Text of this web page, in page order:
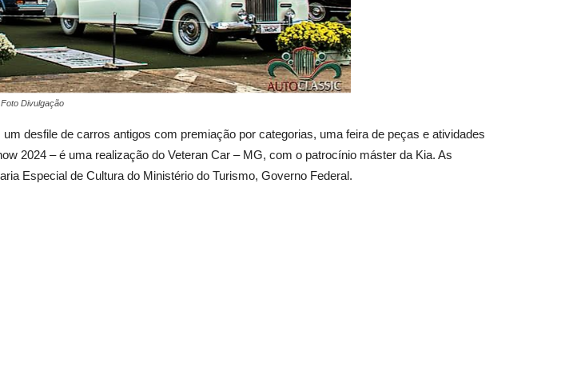
Foto Divulgação
desfile de carros antigos com premiação por categorias, uma feira de peças e atividades
2024 – é uma realização do Veteran Car – MG, com o patrocínio máster da Kia. As
Especial de Cultura do Ministério do Turismo, Governo Federal.